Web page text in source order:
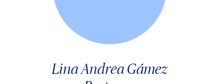
Lina Andrea Gámez